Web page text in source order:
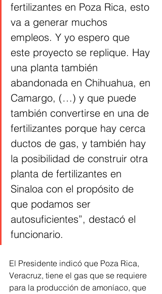
fertilizantes en Poza Rica, esto
va a generar muchos
empleos. Y yo espero que
este proyecto se replique. Hay
una planta también
abandonada en Chihuahua, en
Camargo, (…) y que puede
también convertirse en una de
fertilizantes porque hay cerca
ductos de gas, y también hay
la posibilidad de construir otra
planta de fertilizantes en
Sinaloa con el propósito de
que podamos ser
autosuficientes”, destacó el
funcionario.
El Presidente indicó que Poza Rica,
Veracruz, tiene el gas que se requiere
para la producción de amoníaco, que